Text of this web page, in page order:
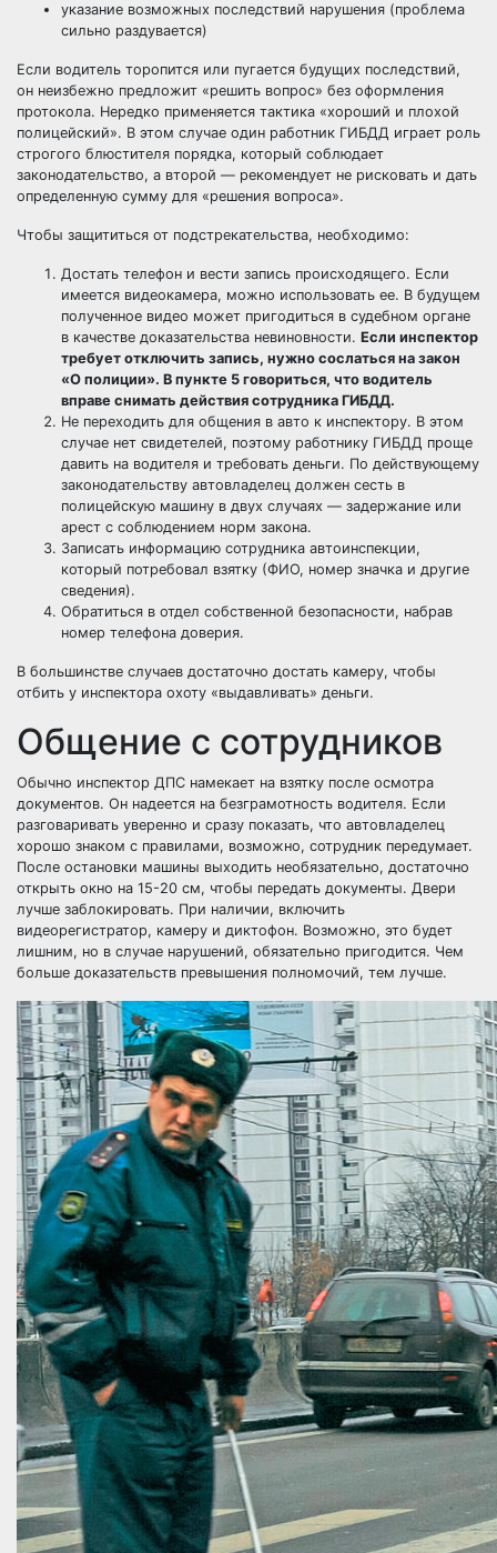
указание возможных последствий нарушения (проблема
сильно раздувается)
Если водитель торопится или пугается будущих последствий,
он неизбежно предложит «решить вопрос» без оформления
протокола. Нередко применяется тактика «хороший и плохой
полицейский». В этом случае один работник ГИБДД играет роль
строгого блюстителя порядка, который соблюдает
законодательство, а второй — рекомендует не рисковать и дать
определенную сумму для «решения вопроса».
Чтобы защититься от подстрекательства, необходимо:
Достать телефон и вести запись происходящего. Если
имеется видеокамера, можно использовать ее. В будущем
полученное видео может пригодиться в судебном органе
в качестве доказательства невиновности. Если инспектор
требует отключить запись, нужно сослаться на закон
«О полиции». В пункте 5 говориться, что водитель
вправе снимать действия сотрудника ГИБДД.
Не переходить для общения в авто к инспектору. В этом
случае нет свидетелей, поэтому работнику ГИБДД проще
давить на водителя и требовать деньги. По действующему
законодательству автовладелец должен сесть в
полицейскую машину в двух случаях — задержание или
арест с соблюдением норм закона.
Записать информацию сотрудника автоинспекции,
который потребовал взятку (ФИО, номер значка и другие
сведения).
Обратиться в отдел собственной безопасности, набрав
номер телефона доверия.
В большинстве случаев достаточно достать камеру, чтобы
отбить у инспектора охоту «выдавливать» деньги.
Общение с сотрудников
Обычно инспектор ДПС намекает на взятку после осмотра
документов. Он надеется на безграмотность водителя. Если
разговаривать уверенно и сразу показать, что автовладелец
хорошо знаком с правилами, возможно, сотрудник передумает.
После остановки машины выходить необязательно, достаточно
открыть окно на 15-20 см, чтобы передать документы. Двери
лучше заблокировать. При наличии, включить
видеорегистратор, камеру и диктофон. Возможно, это будет
лишним, но в случае нарушений, обязательно пригодится. Чем
больше доказательств превышения полномочий, тем лучше.